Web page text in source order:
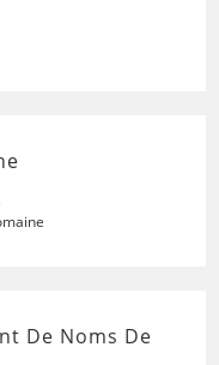
De Noms De